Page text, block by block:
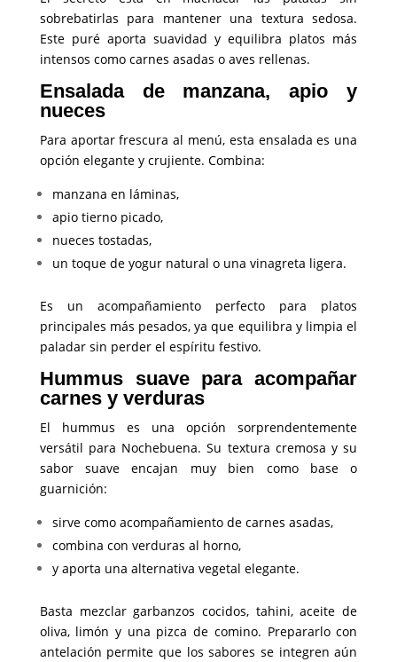
sobrebatirlas para mantener una textura sedosa.
Este puré aporta suavidad y equilibra platos más
intensos como carnes asadas o aves rellenas.
Ensalada de manzana, apio y
nueces
Para aportar frescura al menú, esta ensalada es una
opción elegante y crujiente. Combina:
manzana en láminas,
apio tierno picado,
nueces tostadas,
un toque de yogur natural o una vinagreta ligera.
Es un acompañamiento perfecto para platos
principales más pesados, ya que equilibra y limpia el
paladar sin perder el espíritu festivo.
Hummus suave para acompañar
carnes y verduras
El hummus es una opción sorprendentemente
versátil para Nochebuena. Su textura cremosa y su
sabor suave encajan muy bien como base o
guarnición:
sirve como acompañamiento de carnes asadas,
combina con verduras al horno,
y aporta una alternativa vegetal elegante.
Basta mezclar garbanzos cocidos, tahini, aceite de
oliva, limón y una pizca de comino. Prepararlo con
antelación permite que los sabores se integren aún